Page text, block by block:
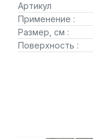
Артикул
Применение :
Размер, см :
Поверхность :